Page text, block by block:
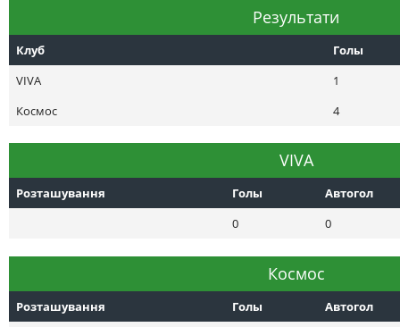
Результати
Клуб
Голы
VIVA
1
Космос
4
VIVA
Розташування Голы
Автогол
0
0
Космос
Розташування Голы
Автогол